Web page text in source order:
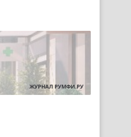
ЖУРНАЛ РУМФИ.РУ